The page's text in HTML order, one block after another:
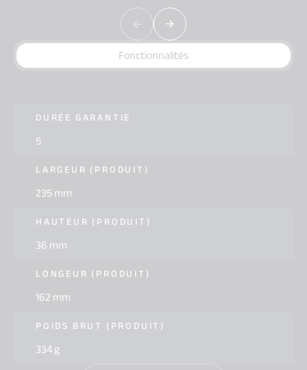
Fonctionnalités
DURÉE GARANTIE
5
LARGEUR (PRODUIT)
235 mm
HAUTEUR (PRODUIT)
36 mm
LONGEUR (PRODUIT)
162 mm
POIDS BRUT (PRODUIT)
334 g